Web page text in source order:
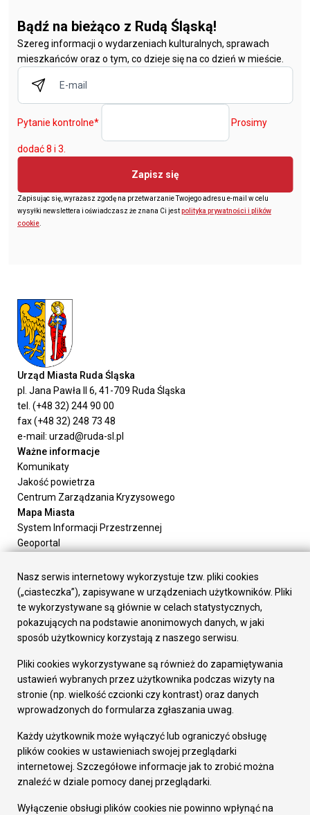
Bądź na bieżąco z Rudą Śląską!
Szereg informacji o wydarzeniach kulturalnych, sprawach
mieszkańców oraz o tym, co dzieje się na co dzień w mieście.
Pytanie kontrolne* Prosimy
dodać 8 i 3.
Zapisz się
Zapisując się, wyrażasz zgodę na przetwarzanie Twojego adresu e-mail w celu
wysyłki newslettera i oświadczasz że znana Ci jestpolityka prywatności i plików
cookie
Urząd Miasta Ruda Śląska
pl. Jana Pawła II 6, 41-709 Ruda Śląska
tel. (+48 32) 244 90 00
fax (+48 32) 248 73 48
e-mail: urzad@ruda-sl.pl
Ważne informacje
Komunikaty
Jakość powietrza
Centrum Zarządzania Kryzysowego
Mapa Miasta
System Informacji Przestrzennej
Geoportal
Załatw sprawę
Prezydent Miasta
Rada Miasta
Wydziały
Elektroniczna Skrzynka Podawcza
Gospodarka
Fundusze europejskie
Środki krajowe
Oferty inwestycyjne
Pozostałe
Deklaracja dostępności
Dane osobowe
Dodaj opinię o witrynie
Nasz serwis internetowy wykorzystuje tzw. pliki cookies
(„ciasteczka”), zapisywane w urządzeniach użytkowników. Pliki
te wykorzystywane są głównie w celach statystycznych,
pokazujących na podstawie anonimowych danych, w jaki
sposób użytkownicy korzystają z naszego serwisu.
Pliki cookies wykorzystywane są również do zapamiętywania
ustawień wybranych przez użytkownika podczas wizyty na
stronie (np. wielkość czcionki czy kontrast) oraz danych
wprowadzonych do formularza zgłaszania uwag.
Każdy użytkownik może wyłączyć lub ograniczyć obsługę
plików cookies w ustawieniach swojej przeglądarki
internetowej. Szczegółowe informacje jak to zrobić można
znaleźć w dziale pomocy danej przeglądarki.
Wyłączenie obsługi plików cookies nie powinno wpłynąć na